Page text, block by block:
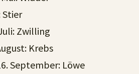
Stier
Zwilling
Krebs
September: Löwe